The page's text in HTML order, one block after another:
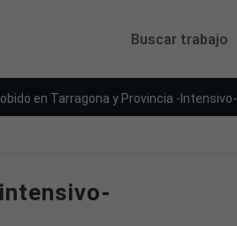
Buscar trabajo
en Tarragona y Provincia -Intensivo-